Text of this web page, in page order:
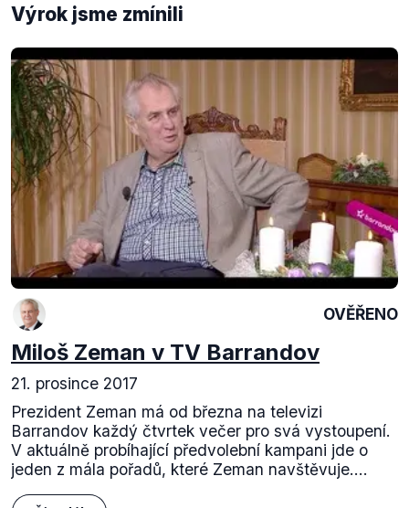
Výrok jsme zmínili
OVĚŘENO
Miloš Zeman v TV Barrandov
21. prosince 2017
Prezident Zeman má od března na televizi
Barrandov každý čtvrtek večer pro svá vystoupení.
V aktuálně probíhající předvolební kampani jde o
jeden z mála pořadů, které Zeman navštěvuje....